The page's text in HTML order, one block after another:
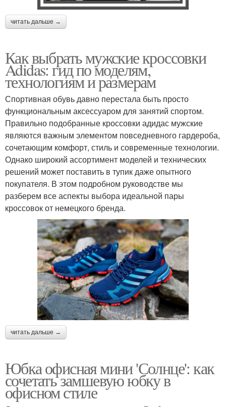
читать дальше →
Как выбрать мужские кроссовки
Adidas: гид по моделям,
технологиям и размерам
Спортивная обувь давно перестала быть просто
функциональным аксессуаром для занятий спортом.
Правильно подобранные кроссовки адидас мужские
являются важным элементом повседневного гардероба,
сочетающим комфорт, стиль и современные технологии.
Однако широкий ассортимент моделей и технических
решений может поставить в тупик даже опытного
покупателя. В этом подробном руководстве мы
разберем все аспекты выбора идеальной пары
кроссовок от немецкого бренда.
читать дальше →
Юбка офисная мини 'Солнце': как
сочетать замшевую юбку в
офисном стиле